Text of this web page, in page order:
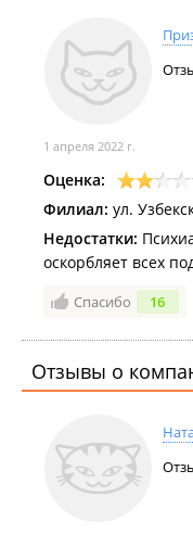
1 апреля 2022 г.
Оценка:
Филиал: ул.
Недостатки:
оскорбляет всех
Спасибо 16
Отзывы о